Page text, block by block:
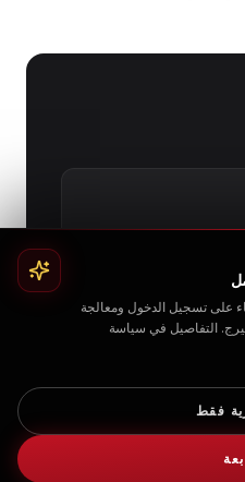
على تسجيل الدخول ومعالجة
التفاصيل في سياسة
فقط